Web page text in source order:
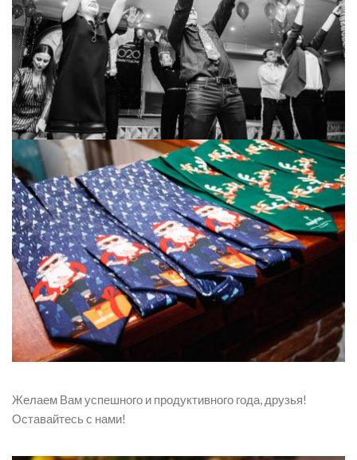
Желаем Вам успешного и продуктивного года, друзья!
Оставайтесь с нами!